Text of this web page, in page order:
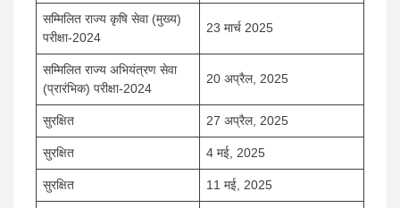
सम्मिलित राज्य कृषि सेवा (मुख्य)
परीक्षा-2024
23 मार्च 2025
सम्मिलित राज्य अभियंत्रण सेवा
(प्रारंभिक) परीक्षा-2024
20 अप्रैल, 2025
सुरक्षित 27 अप्रैल, 2025
सुरक्षित 4 मई, 2025
सुरक्षित 11 मई, 2025